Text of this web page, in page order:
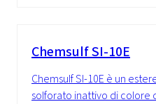
Chemsulf SI-10E
Chemsulf SI-10E è un
solforato inattivo di colore